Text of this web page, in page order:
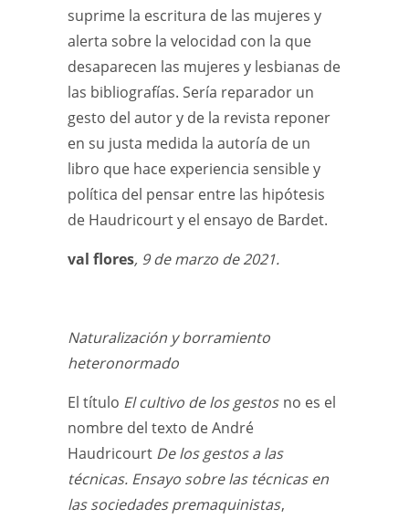
suprime la escritura de las mujeres y
alerta sobre la velocidad con la que
desaparecen las mujeres y lesbianas de
las bibliografías. Sería reparador un
gesto del autor y de la revista reponer
en su justa medida la autoría de un
libro que hace experiencia sensible y
política del pensar entre las hipótesis
de Haudricourt y el ensayo de Bardet.
val flores, 9 de marzo de 2021.
Naturalización y borramiento
heteronormado
El título El cultivo de los gestos no es el
nombre del texto de André
Haudricourt De los gestos a las
técnicas. Ensayo sobre las técnicas en
las sociedades premaquinistas,